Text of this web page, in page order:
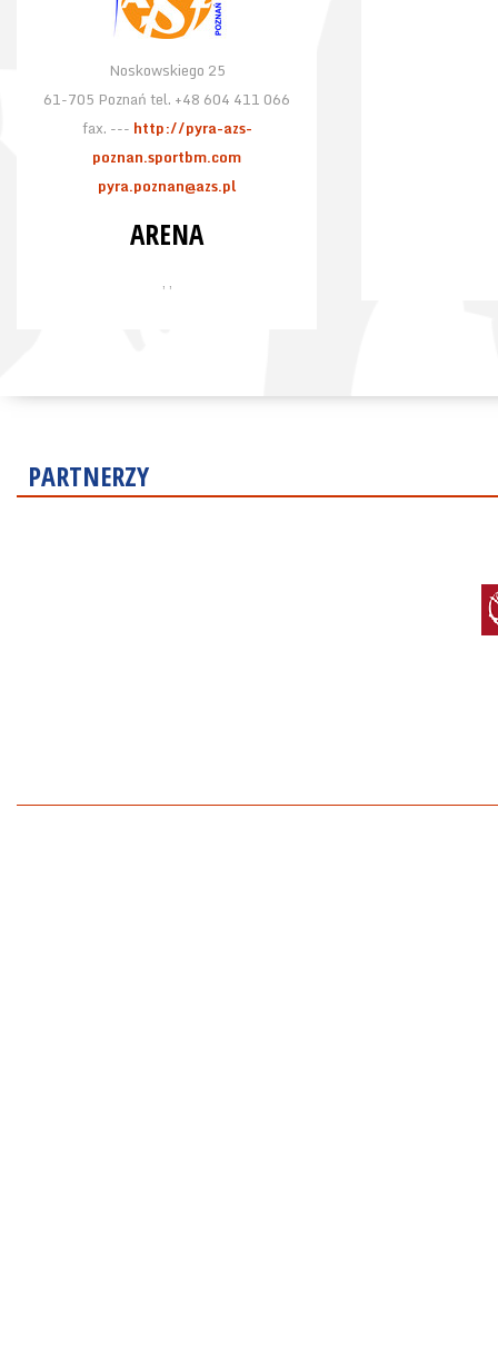
Noskowskiego 25
61-705 Poznań tel. +48 604 411 066
fax. --- http://pyra-azs-
poznan.sportbm.com
pyra.poznan@azs.pl
ARENA
, ,
PARTNERZY